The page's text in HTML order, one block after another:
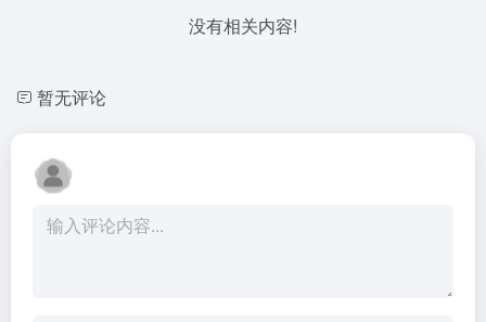
没有相关内容!
暂无评论